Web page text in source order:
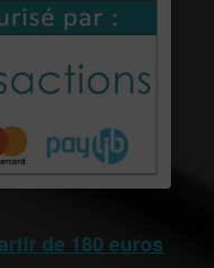
de 180 euros